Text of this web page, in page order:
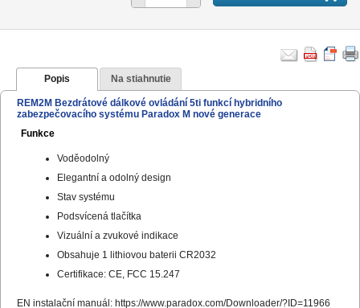
Popis Na stiahnutie
REM2M Bezdrátové dálkové ovládání 5ti funkcí hybridního
zabezpečovacího systému Paradox M nové generace
Funkce
Voděodolný
Elegantní a odolný design
Stav systému
Podsvícená tlačítka
Vizuální a zvukové indikace
Obsahuje 1 lithiovou baterii CR2032
Certifikace: CE, FCC 15.247
EN instalační manuál: https://www.paradox.com/Downloader/?ID=11966